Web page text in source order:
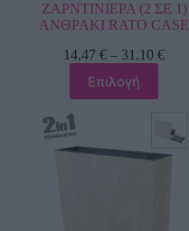
ΖΑΡΝΤΙΝΙΕΡΑ (2 ΣΕ 1)
ΑΝΘΡΑΚΙ RATO CASE
14,47€ – 31,10€
Επιλογή